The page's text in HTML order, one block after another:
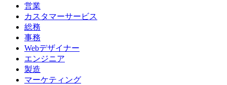
営業
カスタマーサービス
総務
事務
Webデザイナー
エンジニア
製造
マーケティング